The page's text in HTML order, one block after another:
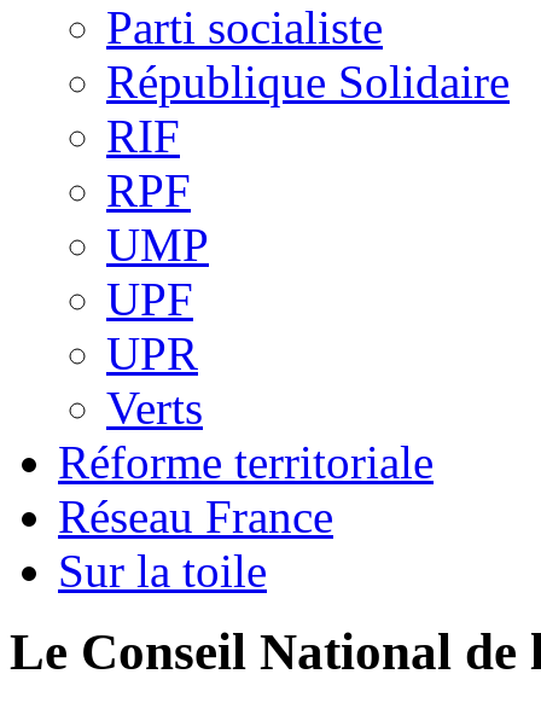
Parti socialiste
République Solidaire
RIF
RPF
UMP
UPF
UPR
Verts
Réforme territoriale
Réseau France
Sur la toile
Le Conseil National